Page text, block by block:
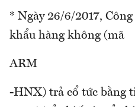
* Ngày 26/6/2017,
khẩu hàng không (mã
ARM
-HNX) trả cổ tức bằng